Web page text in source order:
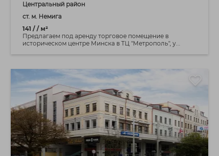
Центральный район
ст. м. Немига
141 / / м²
Предлагаем под аренду торговое помещение в
историческом центре Минска в ТЦ "Метрополь", у...